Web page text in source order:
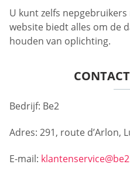
U kunt zelfs
website biedt alles om de
houden van oplichting.
Bedrijf: Be2
Adres: 291, route d’Arlon,
E-mail: